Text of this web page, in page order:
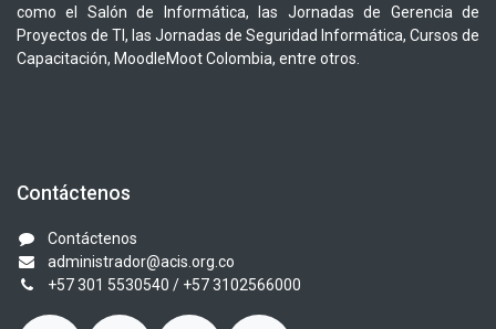
como el Salón de Informática, las Jornadas de Gerencia de
Proyectos de TI, las Jornadas de Seguridad Informática, Cursos de
Capacitación, MoodleMoot Colombia, entre otros.
Contáctenos
Contáctenos
administrador@acis.org.co
+57 301 5530540 / +57 3102566000